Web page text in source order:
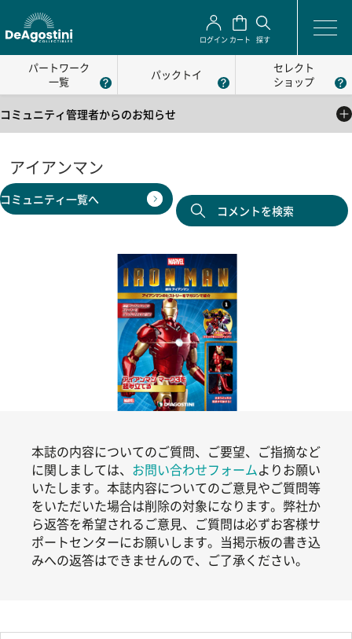
ログイン カート 探す
パートワーク
一覧
パックトイ
セレクト
ショップ
コミュニティ管理者からのお知らせ
公式コミュニティの利用方法について
2025/05/01
公式コミュニティの利用規約
アイアンマン
コミュニティ一覧へ
コメントを検索
本誌の内容についてのご質問、ご要望、ご指摘など
に関しましては、 お問い合わせフォームよりお願い
いたします。本誌内容についてのご意見やご質問等
をいただいた場合は削除の対象になります。弊社か
ら返答を希望されるご意見、ご質問は必ずお客様サ
ポートセンターにお願いします。当掲示板の書き込
みへの返答はできませんので、ご了承ください。